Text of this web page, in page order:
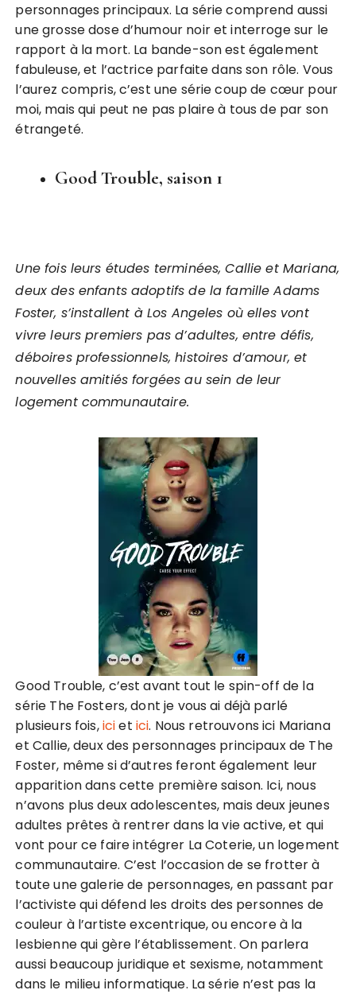
personnages principaux. La série comprend aussi
une grosse dose d’humour noir et interroge sur le
rapport à la mort. La bande-son est également
fabuleuse, et l’actrice parfaite dans son rôle. Vous
l’aurez compris, c’est une série coup de cœur pour
moi, mais qui peut ne pas plaire à tous de par son
étrangeté.
Good Trouble, saison 1
Une fois leurs études terminées, Callie et Mariana,
deux des enfants adoptifs de la famille Adams
Foster, s’installent à Los Angeles où elles vont
vivre leurs premiers pas d’adultes, entre défis,
déboires professionnels, histoires d’amour, et
nouvelles amitiés forgées au sein de leur
logement communautaire.
Good Trouble, c’est avant tout le spin-off de la
série The Fosters, dont je vous ai déjà parlé
plusieurs fois,iciet ici. Nous retrouvons ici Mariana
et Callie, deux des personnages principaux de The
Foster, même si d’autres feront également leur
apparition dans cette première saison. Ici, nous
n’avons plus deux adolescentes, mais deux jeunes
adultes prêtes à rentrer dans la vie active, et qui
vont pour ce faire intégrer La Coterie, un logement
communautaire. C’est l’occasion de se frotter à
toute une galerie de personnages, en passant par
l’activiste qui défend les droits des personnes de
couleur à l’artiste excentrique, ou encore à la
lesbienne qui gère l’établissement. On parlera
aussi beaucoup juridique et sexisme, notamment
dans le milieu informatique. La série n’est pas la